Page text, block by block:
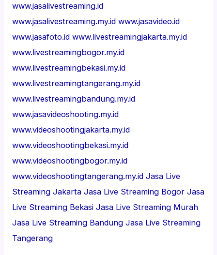
www.jasalivestreaming.id
www.jasalivestreaming.my.id www.jasavideo.id
www.jasafoto.id www.livestreamingjakarta.my.id
www.livestreamingbogor.my.id
www.livestreamingbekasi.my.id
www.livestreamingtangerang.my.id
www.livestreamingbandung.my.id
www.jasavideoshooting.my.id
www.videoshootingjakarta.my.id
www.videoshootingbekasi.my.id
www.videoshootingbogor.my.id
www.videoshootingtangerang.my.id Jasa Live
Streaming Jakarta Jasa Live Streaming Bogor Jasa
Live Streaming Bekasi Jasa Live Streaming Murah
Jasa Live Streaming Bandung Jasa Live Streaming
Tangerang